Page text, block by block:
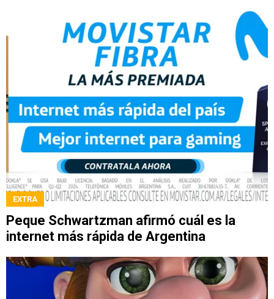
EXTRA
Peque Schwartzman afirmó cuál es la
internet más rápida de Argentina